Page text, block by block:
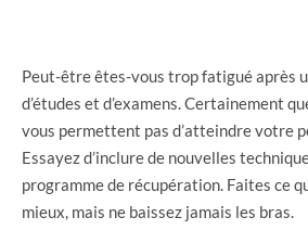
Peut-être êtes-vous trop fatigué après
d’études et d’examens. Certainement
vous permettent pas d’atteindre votre
Essayez d’inclure de nouvelles
programme de récupération. Faites ce
mieux, mais ne baissez jamais les bras.